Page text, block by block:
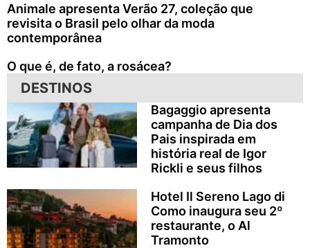
Animale apresenta Verão 27, coleção que
revisita o Brasil pelo olhar da moda
contemporânea
O que é, de fato, a rosácea?
DESTINOS
Bagaggio apresenta
campanha de Dia dos
Pais inspirada em
história real de Igor
Rickli e seus filhos
Hotel Il Sereno Lago di
Como inaugura seu 2º
restaurante, o Al
Tramonto